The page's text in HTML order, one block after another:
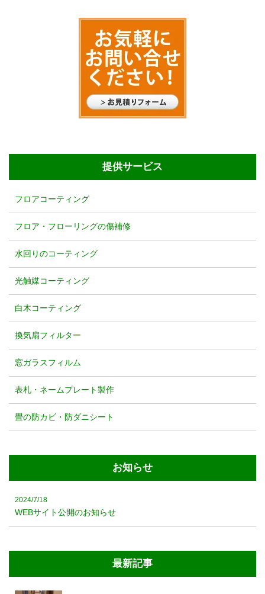
提供サービス
フロアコーティング
フロア・フローリングの傷補修
水回りのコーティング
光触媒コーティング
白木コーティング
換気扇フィルター
窓ガラスフィルム
表札・ネームプレート製作
畳の防カビ・防ダニシート
お知らせ
2024/7/18
WEBサイト公開のお知らせ
最新記事